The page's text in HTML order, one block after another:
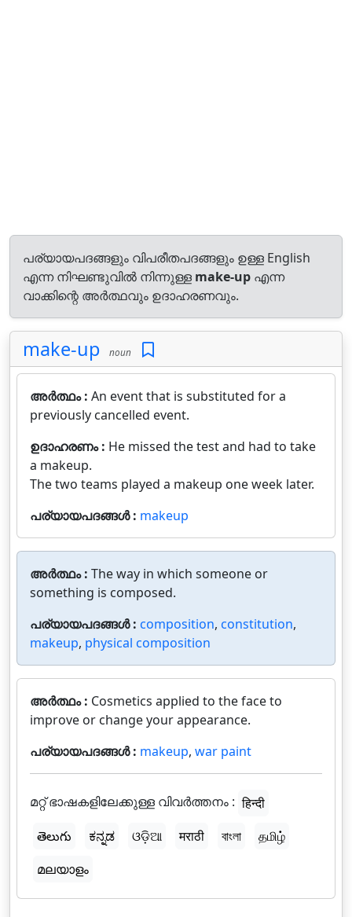
പര്യായപദങ്ങളും വിപരീതപദങ്ങളും ഉള്ള English
എന്ന നിഘണ്ടുവിൽ നിന്നുള്ള make-up എന്ന
വാക്കിന്റെ അർത്ഥവും ഉദാഹരണവും.
make-up noun
അർത്ഥം : An event that is substituted for a
previously cancelled event.
ഉദാഹരണം : He missed the test and had to take
a makeup.
The two teams played a makeup one week later.
പര്യായപദങ്ങൾ : makeup
അർത്ഥം : The way in which someone or
something is composed.
പര്യായപദങ്ങൾ : composition, constitution,
makeup, physical composition
അർത്ഥം : Cosmetics applied to the face to
improve or change your appearance.
പര്യായപദങ്ങൾ : makeup, war paint
മറ്റ് ഭാഷകളിലേക്കുള്ള വിവർത്തനം : हिन्दी
తెలుగు
ಕನ್ನಡ ଓଡ଼ିଆ मराठी বাংলা
தமிழ்
മലയാളം